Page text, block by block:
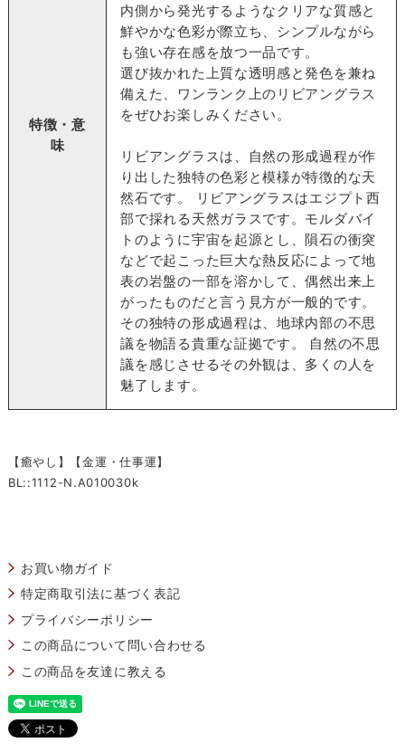
特徴・意
味
内側から発光するようなクリアな質感と
鮮やかな色彩が際立ち、シンプルながら
も強い存在感を放つ一品です。
選び抜かれた上質な透明感と発色を兼ね
備えた、ワンランク上のリビアングラス
をぜひお楽しみください。
リビアングラスは、自然の形成過程が作
り出した独特の色彩と模様が特徴的な天
然石です。 リビアングラスはエジプト西
部で採れる天然ガラスです。モルダバイ
トのように宇宙を起源とし、隕石の衝突
などで起こった巨大な熱反応によって地
表の岩盤の一部を溶かして、偶然出来上
がったものだと言う見方が一般的です。
その独特の形成過程は、地球内部の不思
議を物語る貴重な証拠です。 自然の不思
議を感じさせるその外観は、多くの人を
魅了します。
【癒やし】【金運・仕事運】
BL::1112-N.A010030k
お買い物ガイド
特定商取引法に基づく表記
プライバシーポリシー
この商品について問い合わせる
この商品を友達に教える